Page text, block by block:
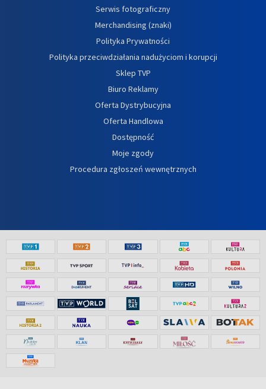
Serwis fotograficzny
Merchandising (znaki)
Polityka Prywatności
Polityka przeciwdziałania nadużyciom i korupcji
Sklep TVP
Biuro Reklamy
Oferta Dystrybucyjna
Oferta Handlowa
Dostępność
Moje zgody
Procedura zgłoszeń wewnętrznych